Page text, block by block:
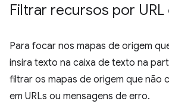
Filtrar recursos por
Para focar nos mapas de origem
insira texto na caixa de texto na
filtrar os mapas de origem que não
em URLs ou mensagens de erro.